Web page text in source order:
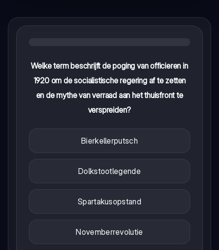
Welke term beschrijft de poging van officieren in
1920 om de socialistische regering af te zetten
en de mythe van verraad aan het thuisfront te
verspreiden?
Bierkellerputsch
Dolkstootlegende
Spartakusopstand
Novemberrevolutie